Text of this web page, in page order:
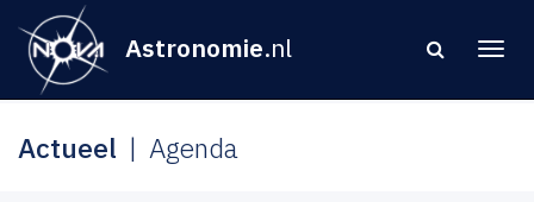
Astronomie.nl
Actueel Agenda